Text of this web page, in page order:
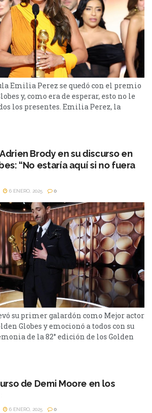
Emilia Perez se quedó con el premio
y, como era de esperar, esto no le
los presentes. Emilia Perez, la
el francés Jacques Audiard, ganó
la noche de los Golden Globes. En dos
Brody en su discurso en
“No estaría aquí si no fuera
6 ENERO, 2025 0
su primer galardón como Mejor actor
Globes y emocionó a todos con su
de la 82° edición de los Golden
brindaron discursos fuertes.
Moore, ganadora del galardón a Mejor
de Demi Moore en los
6 ENERO, 2025 0